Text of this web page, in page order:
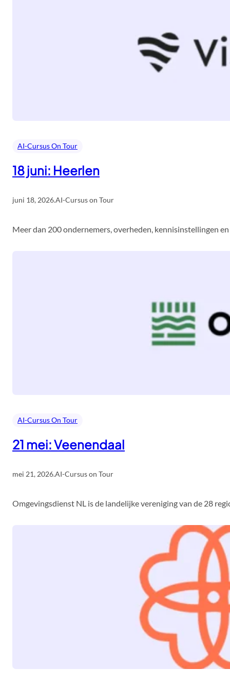
AI-Cursus On Tour
18 juni: Heerlen
juni 18, 2026.AI-Cursus on Tour
Meer dan 200 ondernemers, overheden, kennisinstellingen
AI-Cursus On Tour
21 mei: Veenendaal
mei 21, 2026.AI-Cursus on Tour
Omgevingsdienst NL is de landelijke vereniging van de 28